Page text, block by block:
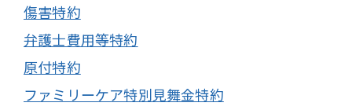
傷害特約
弁護士費用等特約
原付特約
ファミリーケア特別見舞金特約